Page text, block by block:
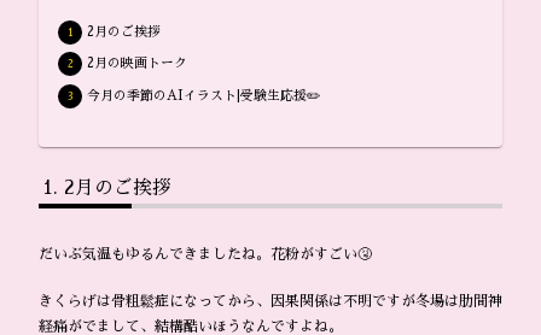
2月のご挨拶
2月の映画トーク
今月の季節のAIイラスト|受験生応援✏️
2月のご挨拶
だいぶ気温もゆるんできましたね。花粉がすごい🤧
きくらげは骨粗鬆症になってから、因果関係は不明ですが冬場は肋間神
経痛がでまして、結構酷いほうなんですよね。